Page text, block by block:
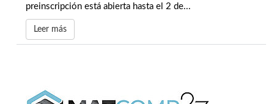
preinscripción está abierta hasta el 2 de...
Leer más